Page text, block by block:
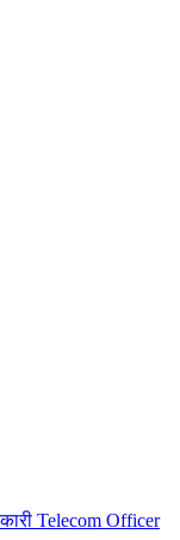
Telecom Officer